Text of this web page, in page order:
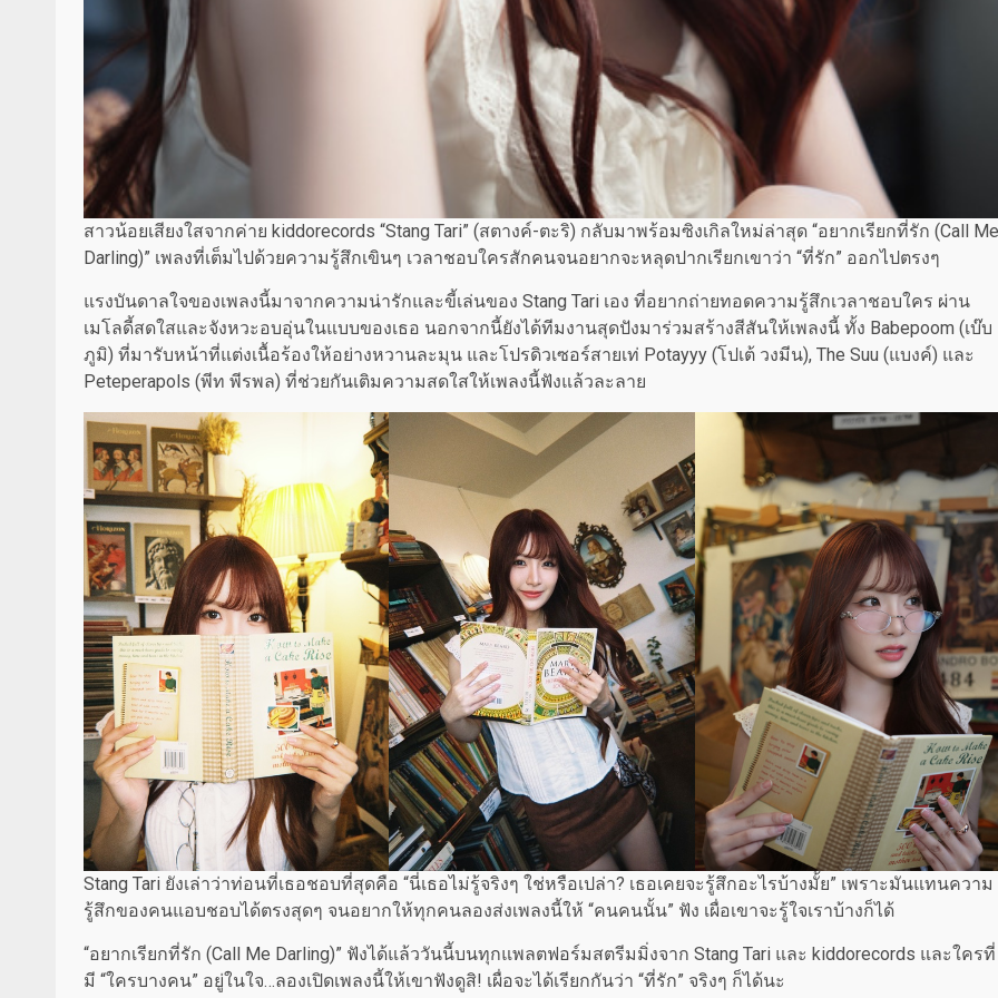
สาวน้อยเสียงใสจากค่าย kiddorecords “Stang Tari” (สตางค์-ตะริ) กลับมาพร้อมซิงเกิลใหม่ล่าสุด “อยากเรียกที่รัก (Call Me
Darling)” เพลงที่เต็มไปด้วยความรู้สึกเขินๆ เวลาชอบใครสักคนจนอยากจะหลุดปากเรียกเขาว่า “ที่รัก” ออกไปตรงๆ
แรงบันดาลใจของเพลงนี้มาจากความน่ารักและขี้เล่นของ Stang Tari เอง ที่อยากถ่ายทอดความรู้สึกเวลาชอบใคร ผ่าน
เมโลดี้สดใสและจังหวะอบอุ่นในแบบของเธอ นอกจากนี้ยังได้ทีมงานสุดปังมาร่วมสร้างสีสันให้เพลงนี้ ทั้ง Babepoom (เบ๊บ
ภูมิ) ที่มารับหน้าที่แต่งเนื้อร้องให้อย่างหวานละมุน และโปรดิวเซอร์สายเท่ Potayyy (โปเต้ วงมีน), The Suu (แบงค์) และ
Peteperapols (พีท พีรพล) ที่ช่วยกันเติมความสดใสให้เพลงนี้ฟังแล้วละลาย
Stang Tari ยังเล่าว่าท่อนที่เธอชอบที่สุดคือ “นี่เธอไม่รู้จริงๆ ใช่หรือเปล่า? เธอเคยจะรู้สึกอะไรบ้างมั้ย” เพราะมันแทนความ
รู้สึกของคนแอบชอบได้ตรงสุดๆ จนอยากให้ทุกคนลองส่งเพลงนี้ให้ “คนคนนั้น” ฟัง เผื่อเขาจะรู้ใจเราบ้างก็ได้
“อยากเรียกที่รัก (Call Me Darling)” ฟังได้แล้ววันนี้บนทุกแพลตฟอร์มสตรีมมิ่งจาก Stang Tari และ kiddorecords และใครที่
มี “ใครบางคน” อยู่ในใจ…ลองเปิดเพลงนี้ให้เขาฟังดูสิ! เผื่อจะได้เรียกกันว่า “ที่รัก” จริงๆ ก็ได้นะ